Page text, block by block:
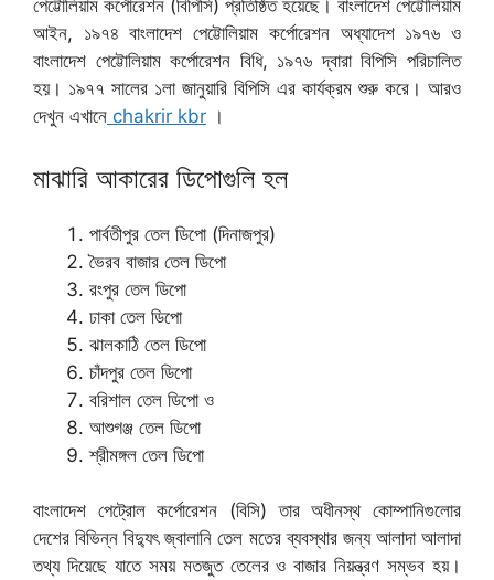
পেট্টোলিয়াম কর্পোরেশন (বিপিসি) প্রতিষ্ঠিত হয়েছে। বাংলাদেশ পেট্টোলিয়াম
আইন, ১৯৭৪ বাংলাদেশ পেট্টোলিয়াম কর্পোরেশন অধ্যাদেশ ১৯৭৬ ও
বাংলাদেশ পেট্টোলিয়াম কর্পোরেশন বিধি, ১৯৭৬ দ্বারা বিপিসি পরিচালিত
হয়। ১৯৭৭ সালের ১লা জানুয়ারি বিপিসি এর কার্যক্রম শুরু করে। আরও
দেখুন এখানে chakrir kbr ।
মাঝারি আকারের ডিপোগুলি হল
পার্বতীপুর তেল ডিপো (দিনাজপুর)
ভৈরব বাজার তেল ডিপো
রংপুর তেল ডিপো
ঢাকা তেল ডিপো
ঝালকাঠি তেল ডিপো
চাঁদপুর তেল ডিপো
বরিশাল তেল ডিপো ও
আশুগঞ্জ তেল ডিপো
শ্রীমঙ্গল তেল ডিপো
বাংলাদেশ পেট্রোল কর্পোরেশন (বিসি) তার অধীনস্থ কোম্পানিগুলোর
দেশের বিভিন্ন বিদ্যুৎ জ্বালানি তেল মতের ব্যবস্থার জন্য আলাদা আলাদা
তথ্য দিয়েছে যাতে সময় মতজুত তেলের ও বাজার নিয়ন্ত্রণ সম্ভব হয়।